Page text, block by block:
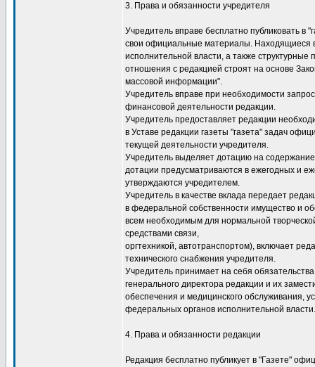
3. Права и обязанности учредителя
Учредитель вправе бесплатно публиковать в
свои официальные материалы. Находящиеся
исполнительной власти, а также
отношения с редакцией строят на основе
массовой информации".
Учредитель вправе при необходимости
финансовой деятельности редакции.
Учредитель предоставляет редакции
в Уставе редакции газеты "газета" задач
текущей деятельности учредителя.
Учредитель выделяет дотацию на
дотации предусматриваются в ежегодных и
утверждаются учредителем.
Учредитель в качестве вклада передает
в федеральной собственности имущество и
всем необходимым для нормальной
средствами связи,
оргтехникой, автотранспортом), включает
технического снабжения учредителя.
Учредитель принимает на себя
генерального директора редакции и их
обеспечения и медицинского обслуживания,
федеральных органов исполнительной власти.
4. Права и обязанности редакции
Редакция бесплатно публикует в "Газете"